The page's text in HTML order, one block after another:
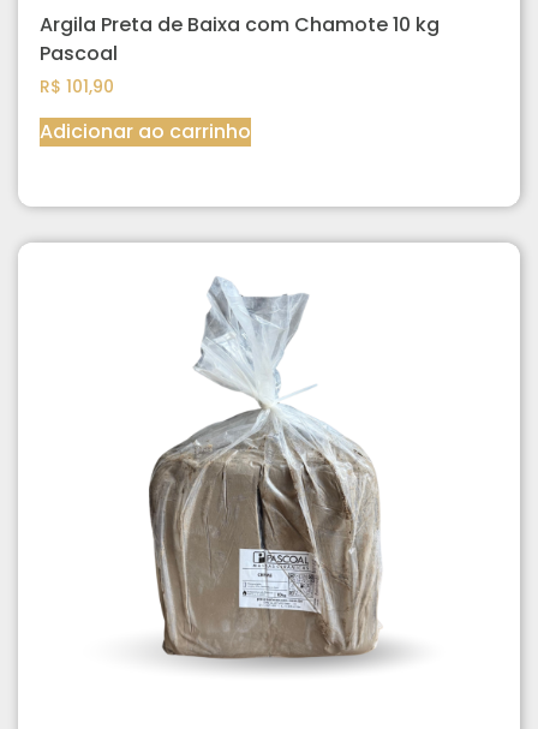
Argila Preta de Baixa com Chamote 10 kg
Pascoal
R$ 101,90
Adicionar ao carrinho